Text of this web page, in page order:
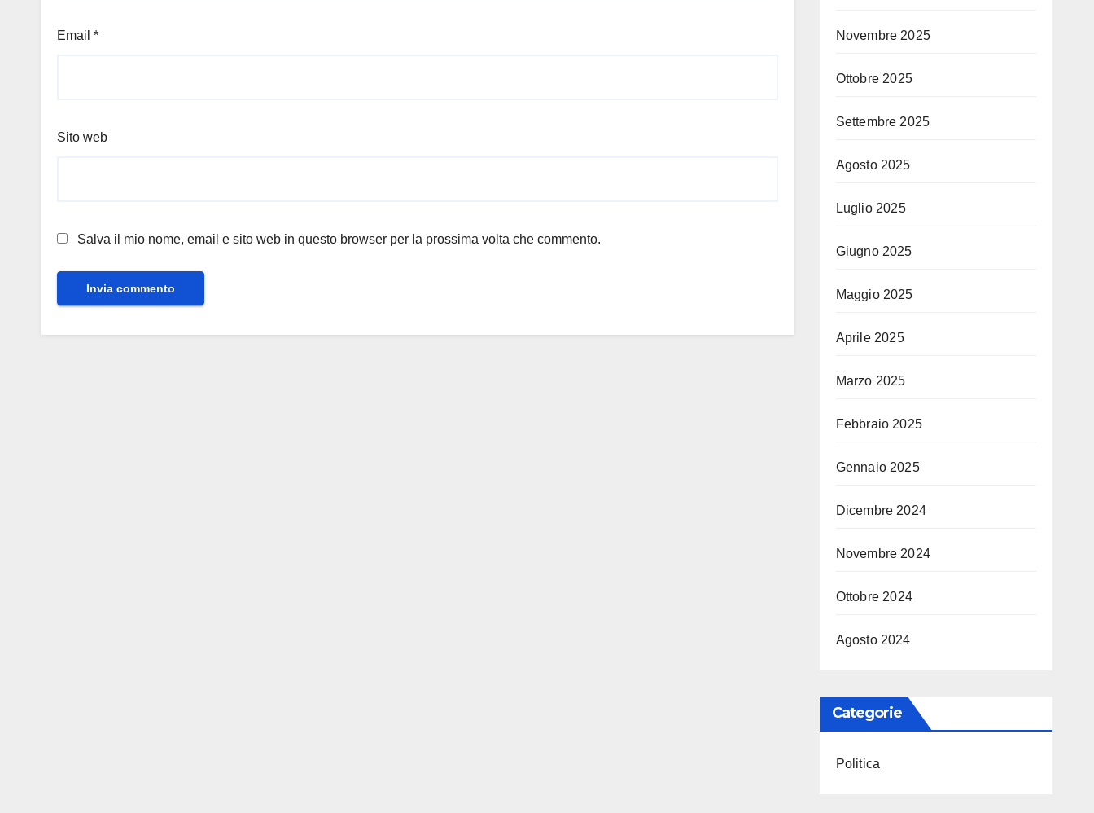
Email *
Sito web
Salva il mio nome, email e sito web in questo browser per la prossima volta che commento.
Novembre 2025
Ottobre 2025
Settembre 2025
Agosto 2025
Luglio 2025
Giugno 2025
Maggio 2025
Aprile 2025
Marzo 2025
Febbraio 2025
Gennaio 2025
Dicembre 2024
Novembre 2024
Ottobre 2024
Agosto 2024
Categorie
Politica